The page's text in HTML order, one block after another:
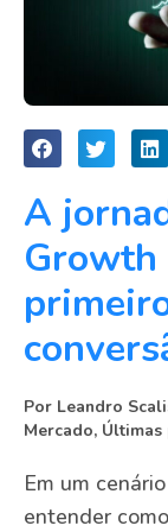
A
Por Leandro
Mercado, Últimas
Em um
entender